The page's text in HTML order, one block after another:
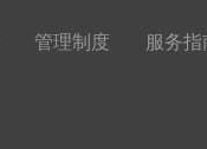
管理制度 服务指